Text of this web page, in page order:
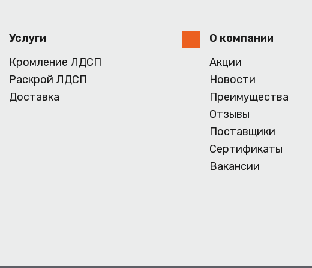
Услуги
Кромление ЛДСП
Раскрой ЛДСП
Доставка
О компании
Акции
Новости
Преимущества
Отзывы
Поставщики
Сертификаты
Вакансии